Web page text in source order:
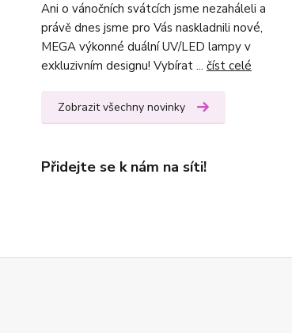
Ani o vánočních svátcích jsme nezaháleli a
právě dnes jsme pro Vás naskladnili nové,
MEGA výkonné duální UV/LED lampy v
exkluzivním designu! Vybírat ... číst celé
Zobrazit všechny novinky
Přidejte se k nám na síti!